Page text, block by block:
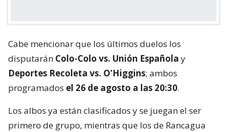
Cabe mencionar que los últimos duelos los
disputarán Colo-Colo vs. Unión Española y
Deportes Recoleta vs. O’Higgins; ambos
programados el 26 de agosto a las 20:30.
Los albos ya están clasificados y se juegan el ser
primero de grupo, mientras que los de Rancagua